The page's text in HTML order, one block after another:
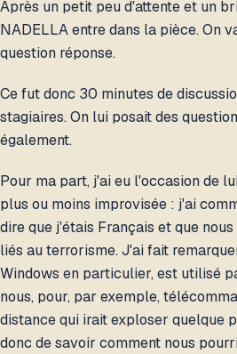
Après un petit peu d'attente et un
NADELLA entre dans la pièce. On
question réponse.
Ce fut donc 30 minutes de
stagiaires. On lui posait des
également.
Pour ma part, j'ai eu l'occasion de
plus ou moins improvisée : j'ai
dire que j'étais Français et que
liés au terrorisme. J'ai fait
Windows en particulier, est utilisé
nous, pour, par exemple,
distance qui irait exploser quelque
donc de savoir comment nous